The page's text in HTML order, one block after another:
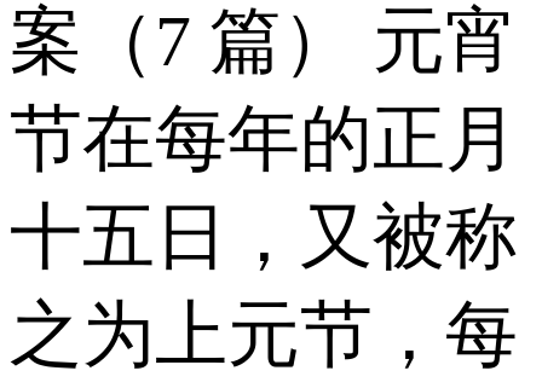
案（7 篇） 元宵
节在每年的正月
十五日，又被称
之为上元节，每